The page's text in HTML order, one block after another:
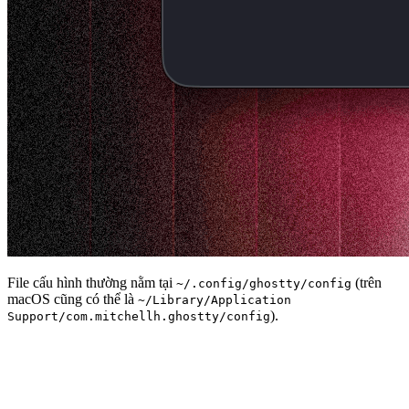
File cấu hình thường nằm tại ~/.config/ghostty/config (trên
macOS cũng có thể là ~/Library/Application
Support/com.mitchellh.ghostty/config).